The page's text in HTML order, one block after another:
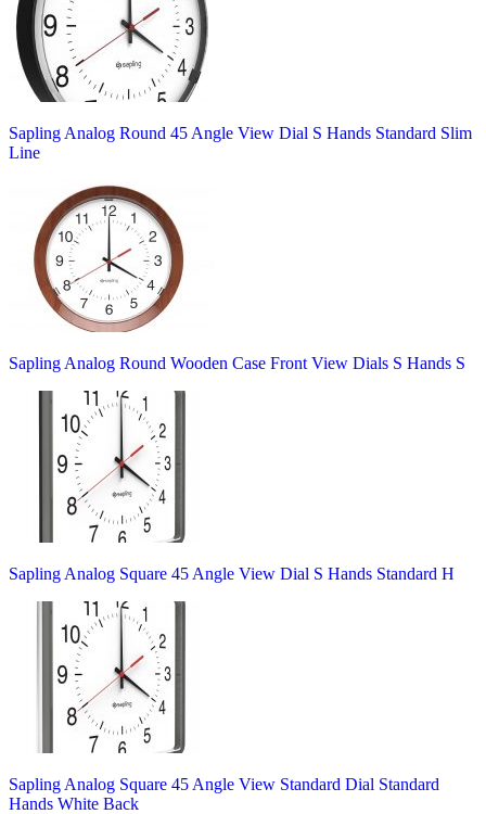
Sapling Analog Round 45 Angle View Dial S Hands Standard Slim
Line
Sapling Analog Round Wooden Case Front View Dials S Hands S
Sapling Analog Square 45 Angle View Dial S Hands Standard H
Sapling Analog Square 45 Angle View Standard Dial Standard
Hands White Back